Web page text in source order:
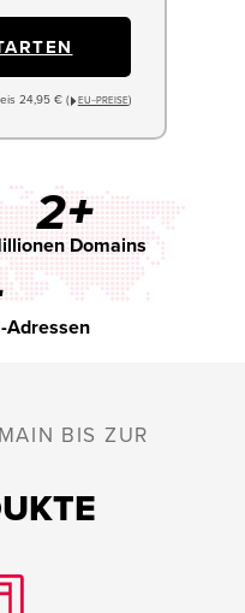
24,95 € ( EU−PREISE)
2+
Domains
Adressen
BIS ZUR